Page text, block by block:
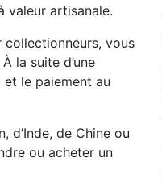
valeur artisanale.
collectionneurs, vous
la suite d’une
le paiement au
d’Inde, de Chine ou
ou acheter un